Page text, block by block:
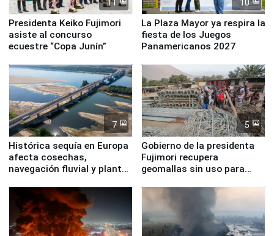
11
Presidenta Keiko Fujimori
asiste al concurso
ecuestre “Copa Junín”
10
La Plaza Mayor ya respira la
fiesta de los Juegos
Panamericanos 2027
7
Histórica sequía en Europa
afecta cosechas,
navegación fluvial y plantas
5
Gobierno de la presidenta
Fujimori recupera
geomallas sin uso para
Fenómeno El Niño